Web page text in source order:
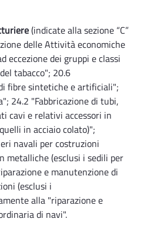
(indicate alla sezione “C”
delle Attività economiche
eccezione dei gruppi e classi
tabacco"; 20.6
fibre sintetiche e artificiali";
24.2 "Fabbricazione di tubi,
cavi e relativi accessori in
in acciaio colato)";
navali per costruzioni
metalliche (esclusi i sedili per
e manutenzione di
(esclusi i
alla "riparazione e
di navi".